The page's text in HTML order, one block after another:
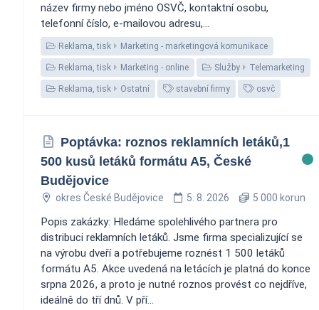
název firmy nebo jméno OSVČ, kontaktní osobu,
telefonní číslo, e-mailovou adresu,...
Reklama, tisk Marketing - marketingová komunikace
Reklama, tisk Marketing - online Služby Telemarketing
Reklama, tisk Ostatní stavební firmy osvč
Poptávka: roznos reklamních letáků,1
500 kusů letáků formátu A5, České
Budějovice
okres České Budějovice 5. 8. 2026 5 000 korun
Popis zakázky: Hledáme spolehlivého partnera pro
distribuci reklamních letáků. Jsme firma specializující se
na výrobu dveří a potřebujeme roznést 1 500 letáků
formátu A5. Akce uvedená na letácích je platná do konce
srpna 2026, a proto je nutné roznos provést co nejdříve,
ideálně do tří dnů. V pří...